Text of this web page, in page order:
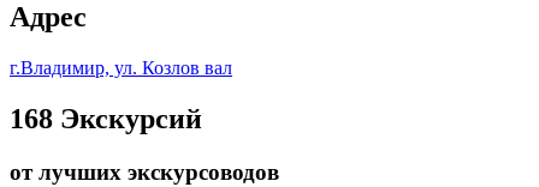
Адрес
г.Владимир, ул. Козлов вал
168 Экскурсий
от лучших экскурсоводов